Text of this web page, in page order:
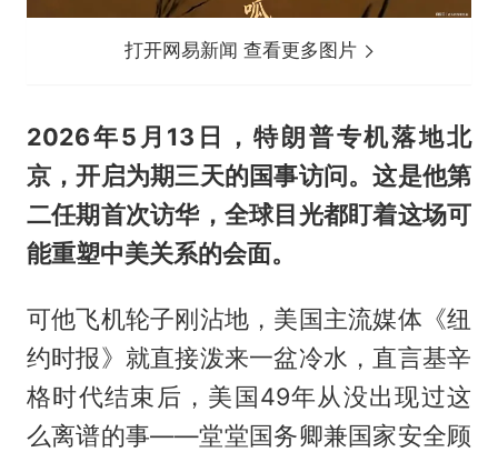
打开网易新闻 查看更多图片
2026年5月13日，特朗普专机落地北
京，开启为期三天的国事访问。这是他第
二任期首次访华，全球目光都盯着这场可
能重塑中美关系的会面。
可他飞机轮子刚沾地，美国主流媒体《纽
约时报》就直接泼来一盆冷水，直言基辛
格时代结束后，美国49年从没出现过这
么离谱的事——堂堂国务卿兼国家安全顾